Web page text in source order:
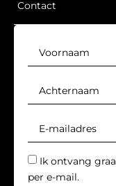
Contact
Ik ontvang
per e-mail.